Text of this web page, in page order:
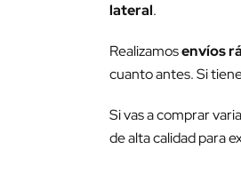
lateral.
Realizamosenvíos
cuanto antes. Si
Si vas a comprar
de alta calidad para